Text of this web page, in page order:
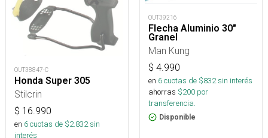
OUT38847-C
Honda Super 305
Stilcrin
$ 16.990
en 6cuotas de $2.832sin
interés
OUT39216
Flecha Aluminio 30"
Granel
Man Kung
$ 4.990
en 6cuotas de $832sin interés
ahorras $200 por
transferencia.
Disponible